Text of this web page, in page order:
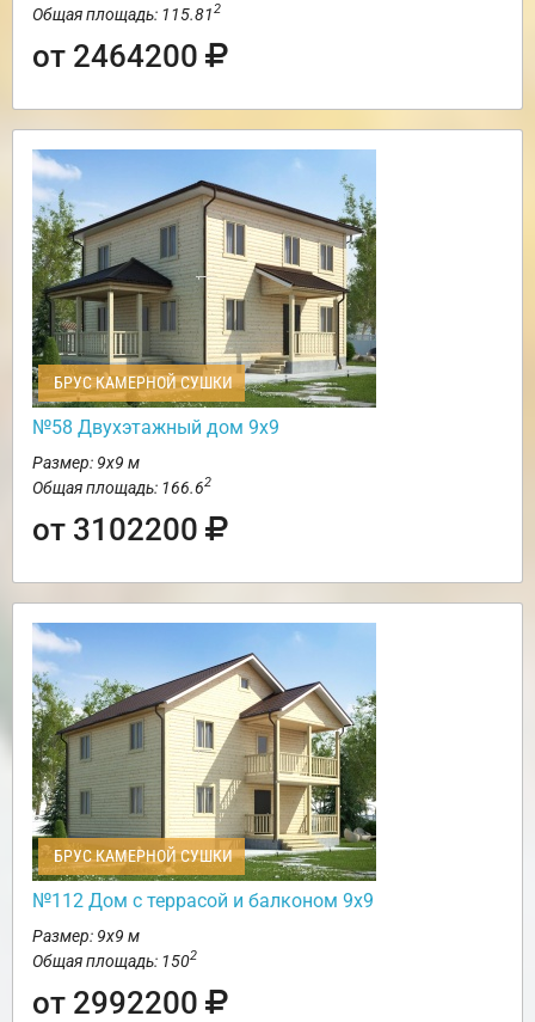
Общая площадь: 115.812
от 2464200
БРУС КАМЕРНОЙ СУШКИ
№58 Двухэтажный дом 9х9
Размер: 9х9 м
Общая площадь: 166.62
от 3102200
БРУС КАМЕРНОЙ СУШКИ
№112 Дом с террасой и балконом 9х9
Размер: 9х9 м
Общая площадь: 1502
от 2992200